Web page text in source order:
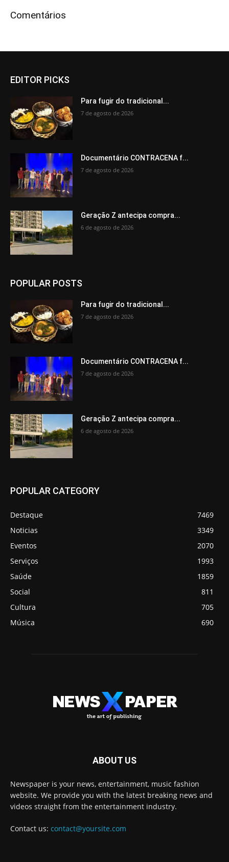
Comentários
EDITOR PICKS
Para fugir do tradicional...
7 de agosto de 2026
Documentário CONTRACENA f...
7 de agosto de 2026
Geração Z antecipa compra...
6 de agosto de 2026
POPULAR POSTS
Para fugir do tradicional...
7 de agosto de 2026
Documentário CONTRACENA f...
7 de agosto de 2026
Geração Z antecipa compra...
6 de agosto de 2026
POPULAR CATEGORY
Destaque
7469
Noticias
3349
Eventos
2070
Serviços
1993
Saúde
1859
Social
811
Cultura
705
Música
690
ABOUT US
Newspaper is your news, entertainment, music fashion
website. We provide you with the latest breaking news and
videos straight from the entertainment industry.
Contact us: contact@yoursite.com